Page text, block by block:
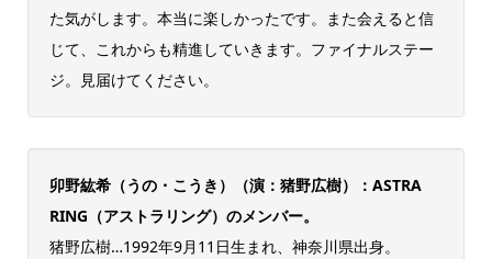
た気がします。本当に楽しかったです。また会えると信
じて、これからも精進していきます。ファイナルステー
ジ。見届けてください。
卯野紘希（うの・こうき）（演：猪野広樹）：ASTRA
RING（アストラリング）のメンバー。
猪野広樹…1992年9月11日生まれ、神奈川県出身。